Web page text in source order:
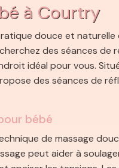
à Courtry
douce et
des séances de
idéal pour vous. Situé
des séances de
bébé
de massage
peut aider à